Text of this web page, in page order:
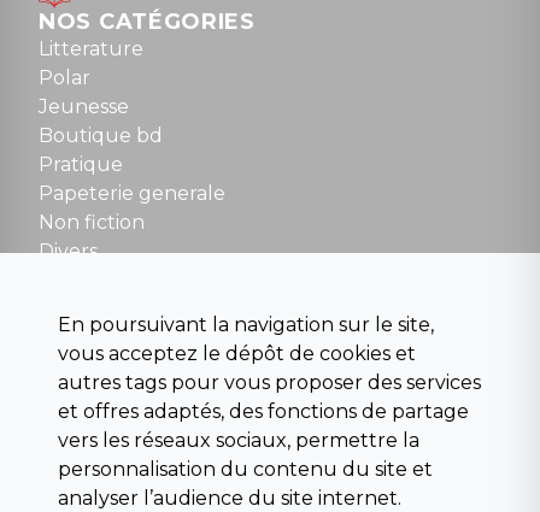
Dimanche : 10h30 à 12h30
Tel : 01 48 89 13 88
NOUS CONTACTER
contact@la-griffe-noire.com
NOS CATÉGORIES
Litterature
Polar
Jeunesse
Boutique bd
Pratique
Papeterie generale
Non fiction
Divers
Para scolaire
Histoire
Pochoteque
Pleiade
En poursuivant la navigation sur le site,
vous acceptez le dépôt de cookies et
autres tags pour vous proposer des services
et offres adaptés, des fonctions de partage
vers les réseaux sociaux, permettre la
personnalisation du contenu du site et
analyser l’audience du site internet.